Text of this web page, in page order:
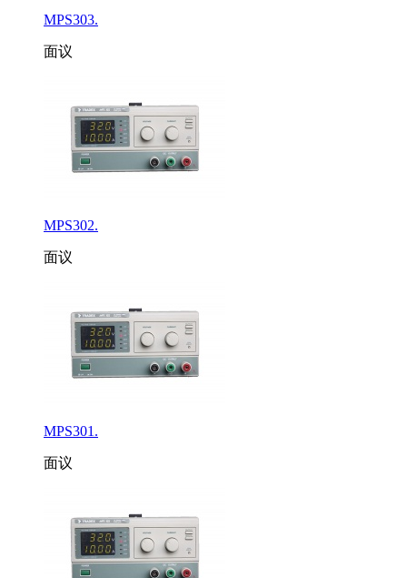
MPS303.
面议
MPS302.
面议
MPS301.
面议